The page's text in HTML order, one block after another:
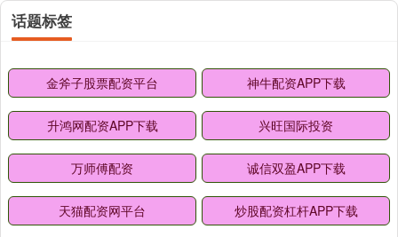
话题标签
金斧子股票配资平台 神牛配资APP下载
升鸿网配资APP下载 兴旺国际投资
万师傅配资 诚信双盈APP下载
天猫配资网平台 炒股配资杠杆APP下载